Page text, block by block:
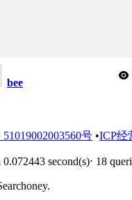
bee
号 •ICP经
0.072443 second(s)⋅ 18